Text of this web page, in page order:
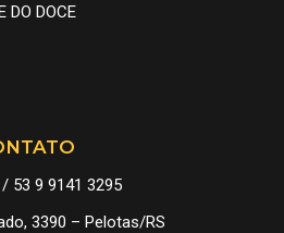
DO DOCE
53 9 9141 3295
3390 – Pelotas/RS